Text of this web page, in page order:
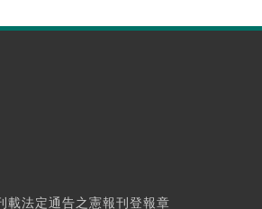
載法定通告之憲報刊登報章